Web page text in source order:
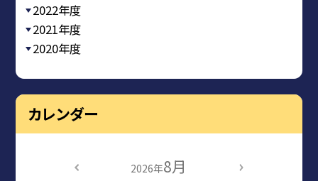
2022年度
2021年度
2020年度
カレンダー
2026年8月